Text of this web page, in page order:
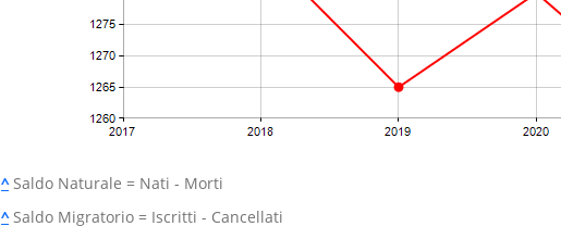
^Saldo Naturale = Nati - Morti
^Saldo Migratorio = Iscritti - Cancellati